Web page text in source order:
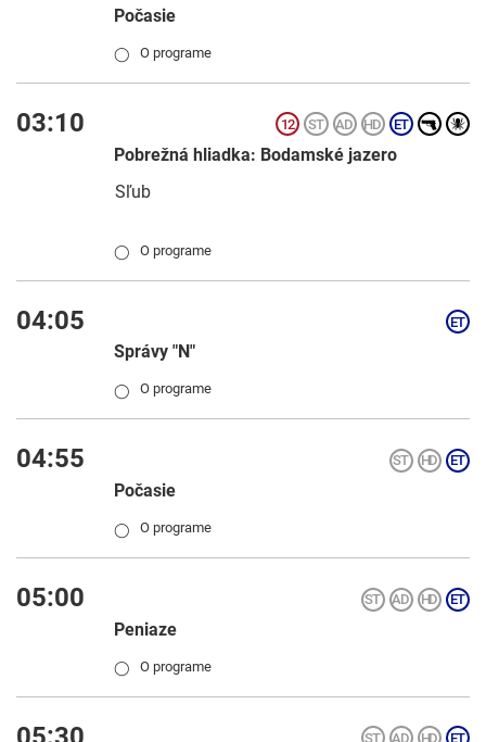
Počasie
◯ O programe
03:10
Pobrežná hliadka: Bodamské jazero
Sľub
◯ O programe
04:05
Správy "N"
◯ O programe
04:55
Počasie
◯ O programe
05:00
Peniaze
◯ O programe